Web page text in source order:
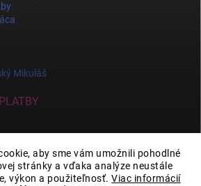
aby sme vám umožnili pohodlné
stránky a vďaka analýze neustále
výkon a použiteľnosť.Viac informácií
Mikuláš